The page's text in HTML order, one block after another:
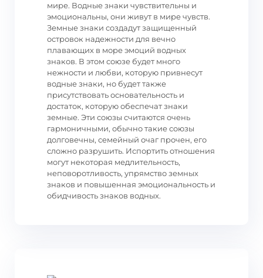
мире. Водные знаки чувствительны и
эмоциональны, они живут в мире чувств.
Земные знаки создадут защищенный
островок надежности для вечно
плавающих в море эмоций водных
знаков. В этом союзе будет много
нежности и любви, которую привнесут
водные знаки, но будет также
присутствовать основательность и
достаток, которую обеспечат знаки
земные. Эти союзы считаются очень
гармоничными, обычно такие союзы
долговечны, семейный очаг прочен, его
сложно разрушить. Испортить отношения
могут некоторая медлительность,
неповоротливость, упрямство земных
знаков и повышенная эмоциональность и
обидчивость знаков водных.